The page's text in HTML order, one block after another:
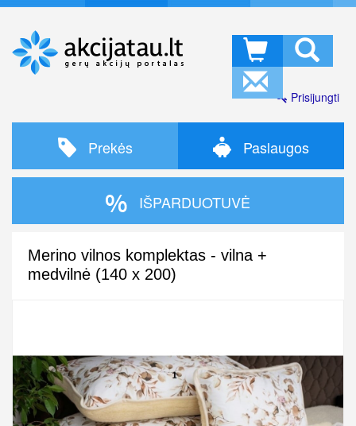
Prisijungti
Prekės Paslaugos
IŠPARDUOTUVĖ
Merino vilnos komplektas - vilna +
medvilnė (140 x 200)